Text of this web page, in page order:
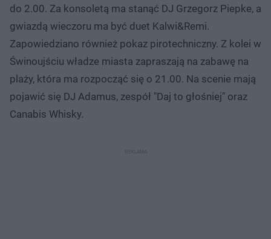
do 2.00. Za konsoletą ma stanąć DJ Grzegorz Piepke, a
gwiazdą wieczoru ma być duet Kalwi&Remi.
Zapowiedziano również pokaz pirotechniczny. Z kolei w
Świnoujściu władze miasta zapraszają na zabawę na
plaży, która ma rozpocząć się o 21.00. Na scenie mają
pojawić się DJ Adamus, zespół "Daj to głośniej" oraz
Canabis Whisky.